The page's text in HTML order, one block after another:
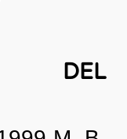
DEL